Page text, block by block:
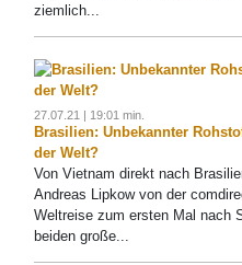
ziemlich...
27.07.21 | 19:01 min.
Brasilien: Unbekannter
der Welt?
Von Vietnam direkt nach
Andreas Lipkow von der
Weltreise zum ersten Mal nach
beiden große...